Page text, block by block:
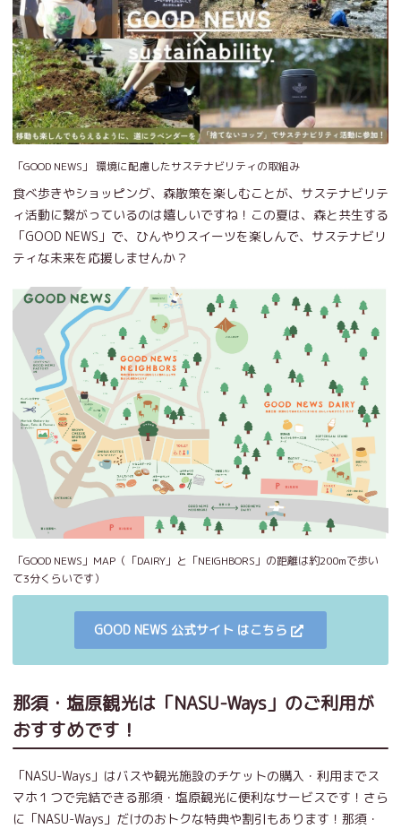
「GOOD NEWS」 環境に配慮したサステナビリティの取組み
食べ歩きやショッピング、森散策を楽しむことが、サステナビリテ
ィ活動に繋がっているのは嬉しいですね！この夏は、森と共生する
「GOOD NEWS」で、ひんやりスイーツを楽しんで、サステナビリ
ティな未来を応援しませんか？
「GOOD NEWS」MAP（「DAIRY」と「NEIGHBORS」の距離は約200mで歩い
て3分くらいです）
GOOD NEWS 公式サイト はこちら
那須・塩原観光は「NASU-Ways」のご利用が
おすすめです！
「NASU-Ways」はバスや観光施設のチケットの購入・利用までス
マホ１つで完結できる那須・塩原観光に便利なサービスです！さら
に「NASU-Ways」だけのおトクな特典や割引もあります！那須・